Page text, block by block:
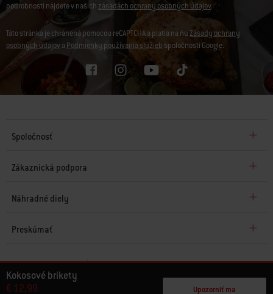
Kokosové brikety
€ 12,99
Upozorniť ma
podrobnosti nájdete v našich zásadách ochrany osobných údajov.
Táto stránka je chránená pomocou reCAPTCHA a platia na ňuZásady ochrany
osobných údajova Podmienky používania služieb spoločnosti Google.
Spoločnosť
Zákaznická podpora
Náhradné diely
Preskúmať
© 2026 Weber. Všetky práva vyhradené.